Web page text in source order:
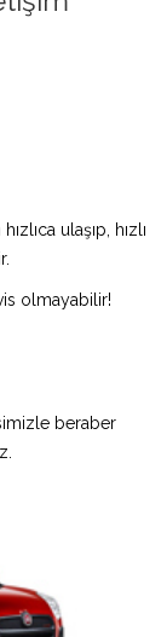
ulaşıp, hızlı
olmayabilir!
beraber